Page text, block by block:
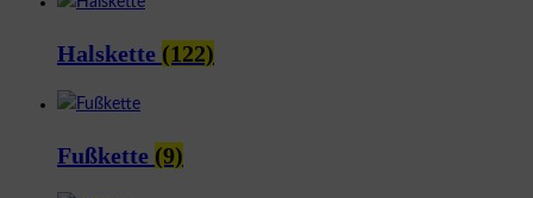
Halskette (122)
Fußkette (9)